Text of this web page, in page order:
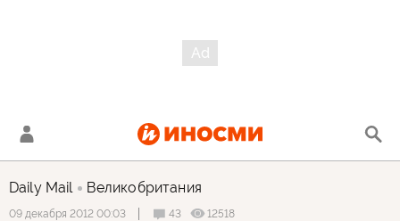
Daily Mail Великобритания
09 декабря 2012 00:03 43
12518